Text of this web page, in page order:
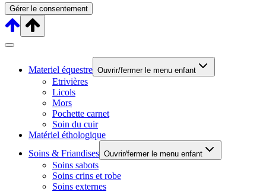
Gérer le consentement
Materiel équestre Ouvrir/fermer le menu enfant
Etrivières
Licols
Mors
Pochette carnet
Soin du cuir
Matériel éthologique
Soins & Friandises Ouvrir/fermer le menu enfant
Soins sabots
Soins crins et robe
Soins externes